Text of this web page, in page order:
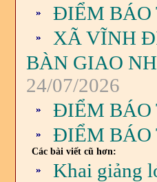
ĐIỂM BÁO
XÃ VĨNH
BÀN GIAO
24/07/2026
ĐIỂM BÁO
ĐIỂM BÁO
Các bài viết cũ hơn:
Khai giảng